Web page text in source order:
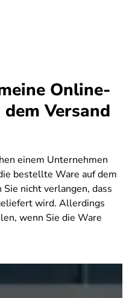
Online-
Versand
einem Unternehmen
bestellte Ware auf dem
nicht verlangen, dass
wird. Allerdings
wenn Sie die Ware